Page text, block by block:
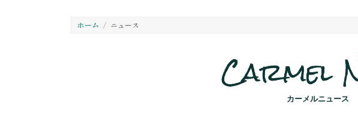
ホーム ニュース
Carmel
カーメルニュース